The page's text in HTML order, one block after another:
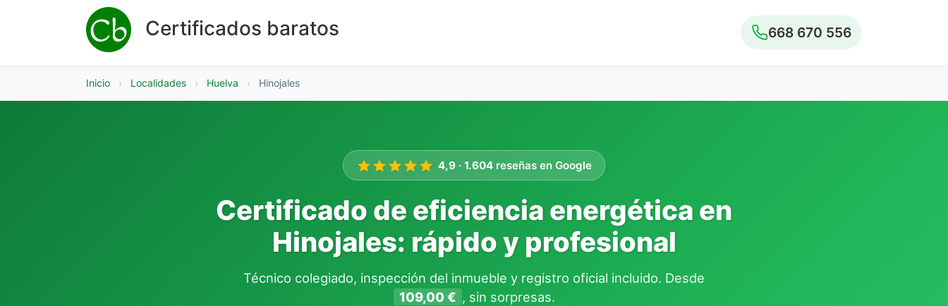
Certificados baratos 668 670 556
Inicio › Localidades › Huelva › Hinojales
4,9 · 1.604 reseñas en Google
Certificado de eficiencia energética en
Hinojales: rápido y profesional
Técnico colegiado, inspección del inmueble y registro oficial incluido. Desde
109,00 € , sin sorpresas.